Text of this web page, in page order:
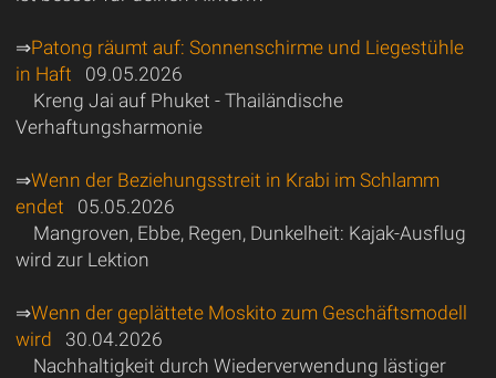
⇒Patong räumt auf: Sonnenschirme und Liegestühle
in Haft 09.05.2026
Kreng Jai auf Phuket - Thailändische
Verhaftungsharmonie
⇒Wenn der Beziehungsstreit in Krabi im Schlamm
endet 05.05.2026
Mangroven, Ebbe, Regen, Dunkelheit: Kajak-Ausflug
wird zur Lektion
⇒Wenn der geplättete Moskito zum Geschäftsmodell
wird 30.04.2026
Nachhaltigkeit durch Wiederverwendung lästiger